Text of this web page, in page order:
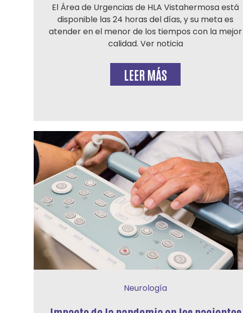
El Área de Urgencias de HLA Vistahermosa está
disponible las 24 horas del días, y su meta es
atender en el menor de los tiempos con la mejor
calidad. Ver noticia
LEER MÁS
Neurología